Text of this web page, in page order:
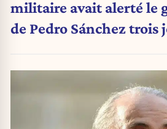
militaire avait alerté le
de Pedro Sánchez trois